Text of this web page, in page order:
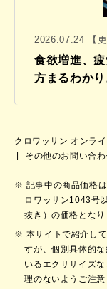
2026.07.24 【更
食欲増進、
方まるわかり
クロワッサン オンラ
その他のお問い合わ
記事中の商品価格
ロワッサン1043号
抜き）の価格となり
本サイトで紹介し
すが、個別具体的
いるエクササイズ
理のないようご注